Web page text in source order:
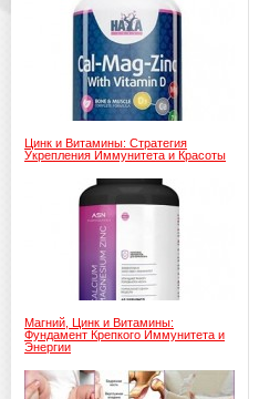
Цинк и Витамины: Стратегия
Укрепления Иммунитета и Красоты
Магний, Цинк и Витамины:
Фундамент Крепкого Иммунитета и
Энергии